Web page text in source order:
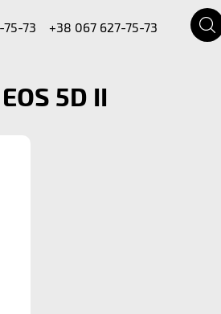
73
+38 067 627-75-73
5D II